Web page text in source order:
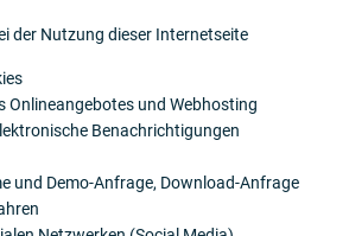
der Nutzung dieser Internetseite
Onlineangebotes und Webhosting
Benachrichtigungen
und Demo-Anfrage, Download-Anfrage